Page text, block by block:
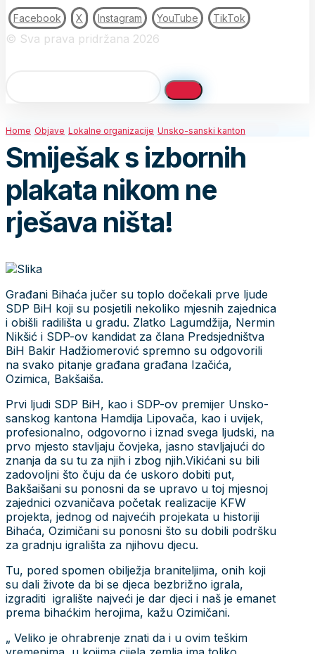
Facebook X Instagram YouTube TikTok
© Sva prava pridržana 2026
Home Objave Lokalne organizacije Unsko-sanski kanton
Smiješak s izbornih
plakata nikom ne
rješava ništa!
Građani Bihaća jučer su toplo dočekali prve ljude
SDP BiH koji su posjetili nekoliko mjesnih zajednica
i obišli radilišta u gradu. Zlatko Lagumdžija, Nermin
Nikšić i SDP-ov kandidat za člana Predsjedništva
BiH Bakir Hadžiomerović spremno su odgovorili
na svako pitanje građana građana Izačića,
Ozimica, Bakšaiša.
Prvi ljudi SDP BiH, kao i SDP-ov premijer Unsko-
sanskog kantona Hamdija Lipovača, kao i uvijek,
profesionalno, odgovorno i iznad svega ljudski, na
prvo mjesto stavljaju čovjeka, jasno stavljajući do
znanja da su tu za njih i zbog njih.Vikićani su bili
zadovoljni što čuju da će uskoro dobiti put,
Bakšaišani su ponosni da se upravo u toj mjesnoj
zajednici ozvaničava početak realizacije KFW
projekta, jednog od najvećih projekata u historiji
Bihaća, Ozimičani su ponosni što su dobili podršku
za gradnju igrališta za njihovu djecu.
Tu, pored spomen obilježja braniteljima, onih koji
su dali živote da bi se djeca bezbrižno igrala,
izgraditi igralište najveći je dar djeci i naš je emanet
prema bihaćkim herojima, kažu Ozimičani.
„ Veliko je ohrabrenje znati da i u ovim teškim